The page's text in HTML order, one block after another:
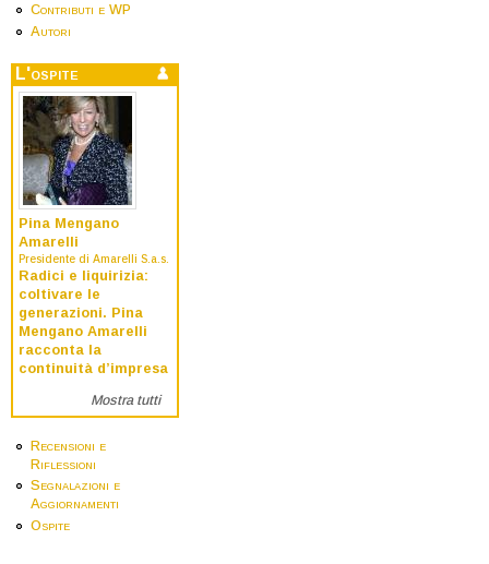
Contributi e WP
Autori
L'ospite
Pina Mengano
Amarelli
Presidente di Amarelli S.a.s.
Radici e liquirizia:
coltivare le
generazioni. Pina
Mengano Amarelli
racconta la
continuità d’impresa
Mostra tutti
Recensioni e
Riflessioni
Segnalazioni e
Aggiornamenti
Ospite